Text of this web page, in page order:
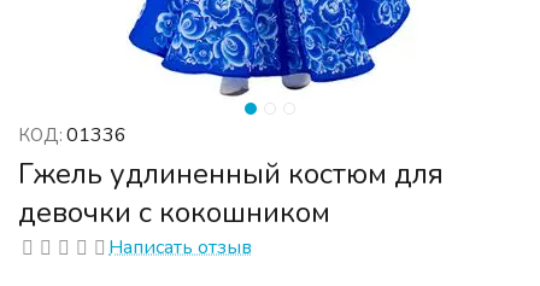
КОД: 01336
Гжель удлиненный костюм для
девочки с кокошником
Написать отзыв